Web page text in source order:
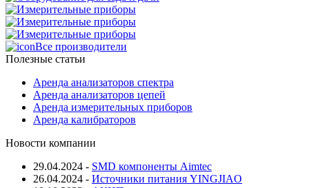
Все производители
Полезные статьи
Аренда анализаторов спектра
Аренда анализаторов цепей
Аренда измерительных приборов
Аренда калибраторов
Новости компании
29.04.2024 - SMD компоненты Aimtec
26.04.2024 - Источники питания YINGJIAO